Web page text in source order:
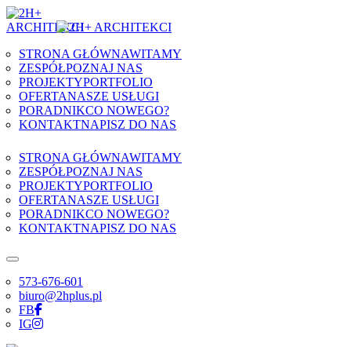
Skip to content
STRONA GŁÓWNAWITAMY
ZESPÓŁPOZNAJ NAS
PROJEKTYPORTFOLIO
OFERTANASZE USŁUGI
PORADNIKCO NOWEGO?
KONTAKTNAPISZ DO NAS
STRONA GŁÓWNAWITAMY
ZESPÓŁPOZNAJ NAS
PROJEKTYPORTFOLIO
OFERTANASZE USŁUGI
PORADNIKCO NOWEGO?
KONTAKTNAPISZ DO NAS
573-676-601
biuro@2hplus.pl
FB
IG